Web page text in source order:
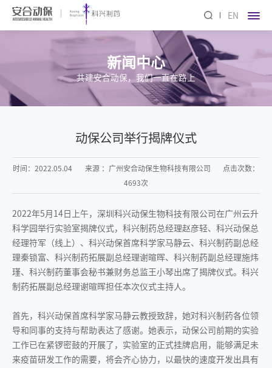
EN
新闻中心
共建安合动保，我们一直在路上
动保公司举行揭牌仪式
时间：2022.05.04 来源 ：广州安合动保生物科技有限公司
点击次数：
4693次
2022年5月14日上午，深圳科兴动保生物科技有限公司在广州云升
科学园举行实验室揭牌仪式，科兴制药总经理赵彦轻、科兴动保总
经理符军（线上）、科兴动保首席科学家马静云、科兴制药副总经
理秦锁富、科兴制药拓展副总经理谢暄晖、科兴制药副总经理施炜
瑾、科兴制药董事会秘书兼财务总监王小琴出席了揭牌仪式。科兴
制药拓展副总经理谢暄晖担任本次仪式主持人。
首先，科兴动保首席科学家马静云教授致辞，她对科兴制药各位领
导和同事的支持与帮助表达了感谢。她表示，动保公司前期的实验
工作已在紧锣密鼓的开展了，实验室的正式挂牌启用，能够满足未
来疫苗研发工作的需要，将会齐心协力，以最快的速度开发出具有